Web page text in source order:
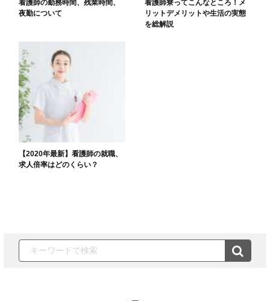
看護師の勤務時間、残業時間、
夜勤について
看護師寮ってこんなところ！メ
リットデメリットや生活の実態
を総解説
【2020年最新】看護師の就職、
求人倍率はどのくらい？